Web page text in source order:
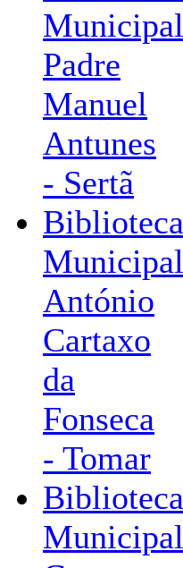
Municipal
Padre
Manuel
Antunes
- Sertã
Biblioteca
Municipal
António
Cartaxo
da
Fonseca
- Tomar
Biblioteca
Municipal